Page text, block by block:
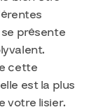
présente
cette
est la plus
votre lisier.